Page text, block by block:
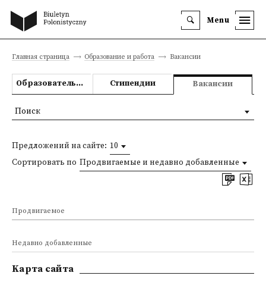
Menu
Главная страница Образование и работа Вакансии
Образовательные предложения Стипендии Вакансии
Предложений на сайте: 10
Сортировать по Продвигаемые и недавно добавленные
Продвигаемое
Недавно добавленные
Поиск
Kарта сайта